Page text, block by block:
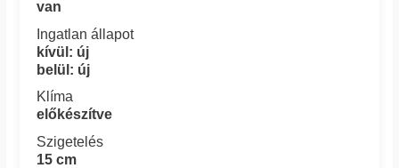
van
Ingatlan állapot
kívül: új
belül: új
Klíma
előkészítve
Szigetelés
15 cm